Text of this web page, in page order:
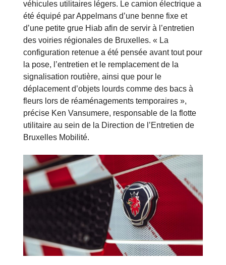
véhicules utilitaires légers. Le camion électrique a
été équipé par Appelmans d’une benne fixe et
d’une petite grue Hiab afin de servir à l’entretien
des voiries régionales de Bruxelles. « La
configuration retenue a été pensée avant tout pour
la pose, l’entretien et le remplacement de la
signalisation routière, ainsi que pour le
déplacement d’objets lourds comme des bacs à
fleurs lors de réaménagements temporaires »,
précise Ken Vansumere, responsable de la flotte
utilitaire au sein de la Direction de l’Entretien de
Bruxelles Mobilité.